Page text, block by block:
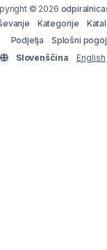
© 2026
Kategorije
Podjetja
Splošni
Slovenščina
English